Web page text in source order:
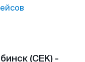
(CEK) -